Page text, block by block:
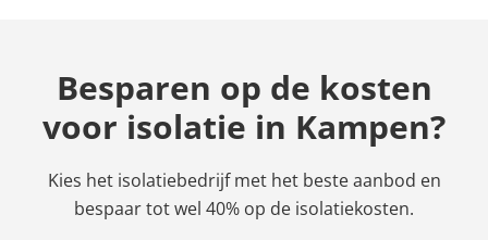
Besparen op de kosten
voor isolatie in Kampen?
Kies het isolatiebedrijf met het beste aanbod en
bespaar tot wel 40% op de isolatiekosten.